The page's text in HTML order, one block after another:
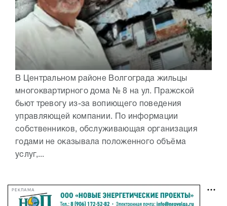
В Центральном районе Волгограда жильцы
многоквартирного дома № 8 на ул. Пражской
бьют тревогу из-за вопиющего поведения
управляющей компании. По информации
собственников, обслуживающая организация
годами не оказывала положенного объёма
услуг,...
РЕКЛАМА